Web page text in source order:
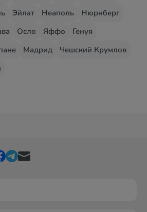
Эйлат Неаполь
Нюрнберг
Осло Яффо
Генуя
Мадрид
Чешский Крумлов